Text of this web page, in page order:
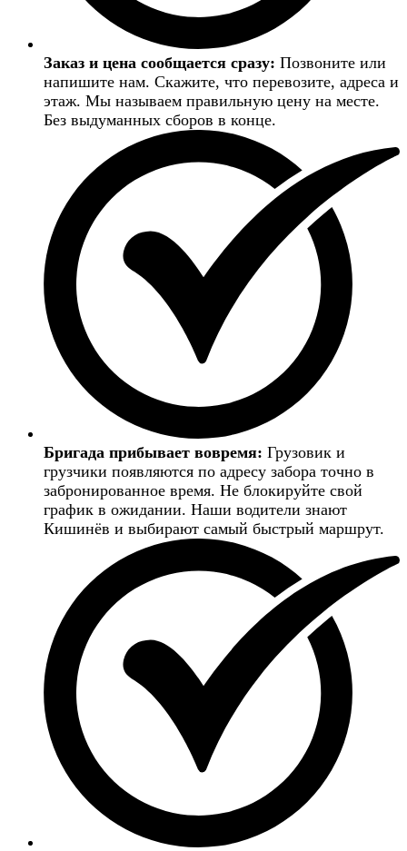
Заказ и цена сообщается сразу: Позвоните или
напишите нам. Скажите, что перевозите, адреса и
этаж. Мы называем правильную цену на месте.
Без выдуманных сборов в конце.
Бригада прибывает вовремя: Грузовик и
грузчики появляются по адресу забора точно в
забронированное время. Не блокируйте свой
график в ожидании. Наши водители знают
Кишинёв и выбирают самый быстрый маршрут.